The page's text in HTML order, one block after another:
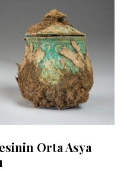
Orta Asya